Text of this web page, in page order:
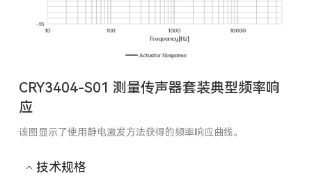
CRY3404-S01 测量传声器套装典型频率响
应
该图显示了使用静电激发方法获得的频率响应曲线。
技术规格